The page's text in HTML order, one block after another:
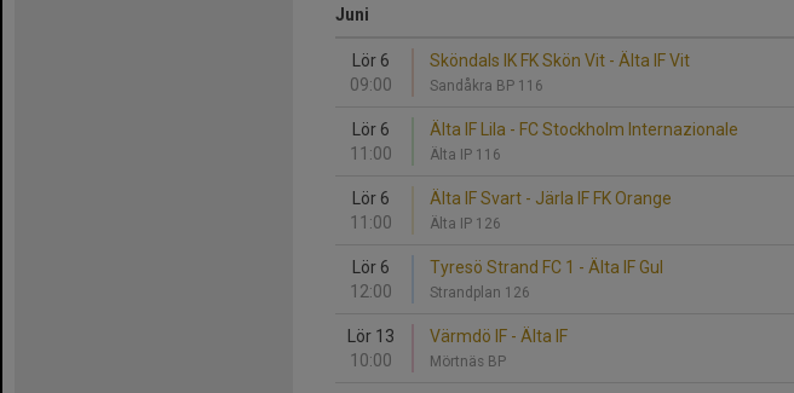
Juni
Lör 6
09:00
Sköndals IK FK Skön Vit - Älta IF Vit
Sandåkra BP 116
Lör 6
11:00
Älta IF Lila - FC Stockholm Internazionale
Älta IP 116
Lör 6
11:00
Älta IF Svart - Järla IF FK Orange
Älta IP 126
Lör 6
12:00
Tyresö Strand FC 1 - Älta IF Gul
Strandplan 126
Lör 13
10:00
Värmdö IF - Älta IF
Mörtnäs BP